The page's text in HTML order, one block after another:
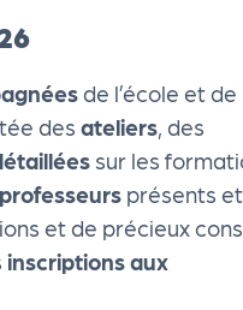
de l’école et de
des ateliers, des
sur les
professeursprésents
et de précieux
inscriptions aux